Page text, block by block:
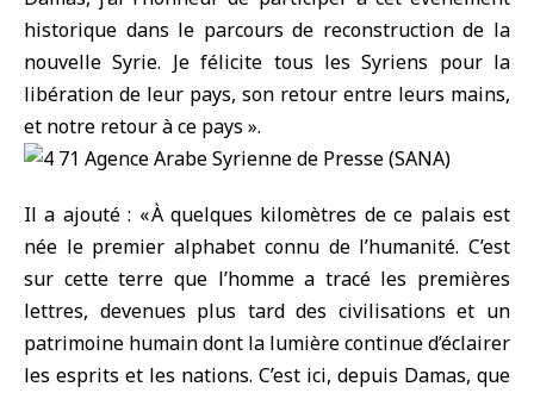
historique dans le parcours de reconstruction de la
nouvelle Syrie. Je félicite tous les Syriens pour la
libération de leur pays, son retour entre leurs mains,
et notre retour à ce pays ».
Il a ajouté : « À quelques kilomètres de ce palais est
née le premier alphabet connu de l’humanité. C’est
sur cette terre que l’homme a tracé les premières
lettres, devenues plus tard des civilisations et un
patrimoine humain dont la lumière continue d’éclairer
les esprits et les nations. C’est ici, depuis Damas, que